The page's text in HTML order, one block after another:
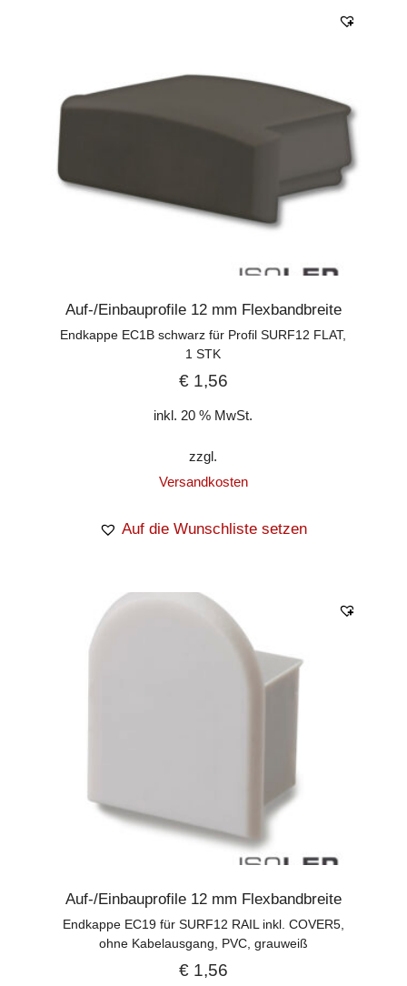
Auf-/Einbauprofile 12 mm Flexbandbreite
Endkappe EC1B schwarz für Profil SURF12 FLAT,
1 STK
€1,56
inkl. 20 % MwSt.
zzgl.
Versandkosten
Auf die Wunschliste setzen
Auf-/Einbauprofile 12 mm Flexbandbreite
Endkappe EC19 für SURF12 RAIL inkl. COVER5,
ohne Kabelausgang, PVC, grauweiß
€1,56